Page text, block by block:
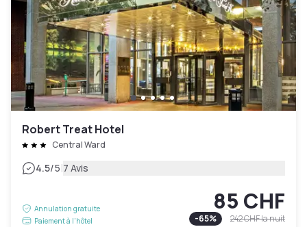
Robert Treat Hotel
Central Ward
4.5/5|7 Avis
Annulation gratuite
Paiement à l'hôtel
85 CHF
-65% 242 CHFla nuit